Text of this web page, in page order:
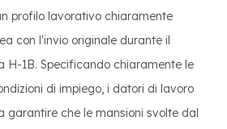
profilo lavorativo chiaramente
con l'invio originale durante il
H-1B. Specificando chiaramente le
di impiego, i datori di lavoro
garantire che le mansioni svolte dal